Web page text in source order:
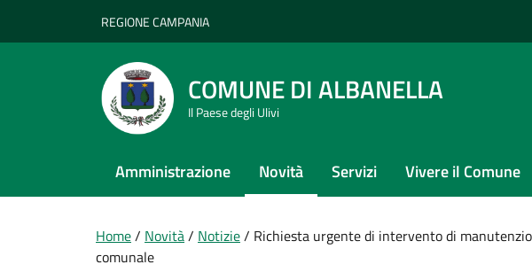
REGIONE CAMPANIA
COMUNE DI ALBANELLA
Il Paese degli Ulivi
Amministrazione Novità Servizi Vivere il Comune
Home/ Novità/ Notizie/ Richiesta urgente di intervento di
comunale